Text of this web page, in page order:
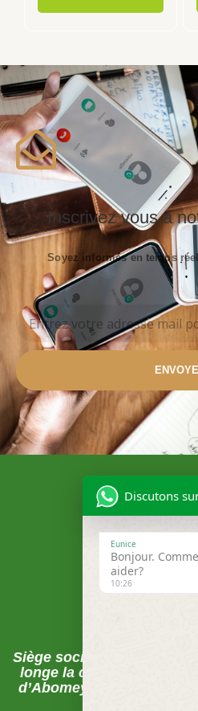
Inscrivez vous à
Soyez informés en temps
Siège social , Abomey-
longe la clôture de la
d’Abomey-Calavi sur les
Discutons
Eunice
Bonjour.
aider?
10:26